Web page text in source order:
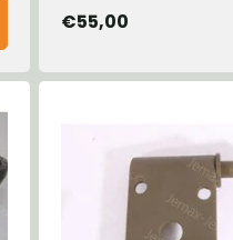
€55,00